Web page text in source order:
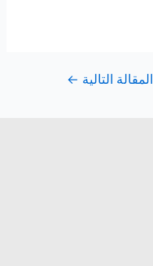
المقالة التالية ←